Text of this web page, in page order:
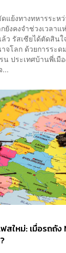
ย้งทางทหารระหว่
งคงจำช่วงเวลาแ
ว รัสเซียได้ตัดสินใ
จโลก ด้วยการระด
น ประเทศบ้านพี่เมื
...
สใหม่: เมื่อรถถั